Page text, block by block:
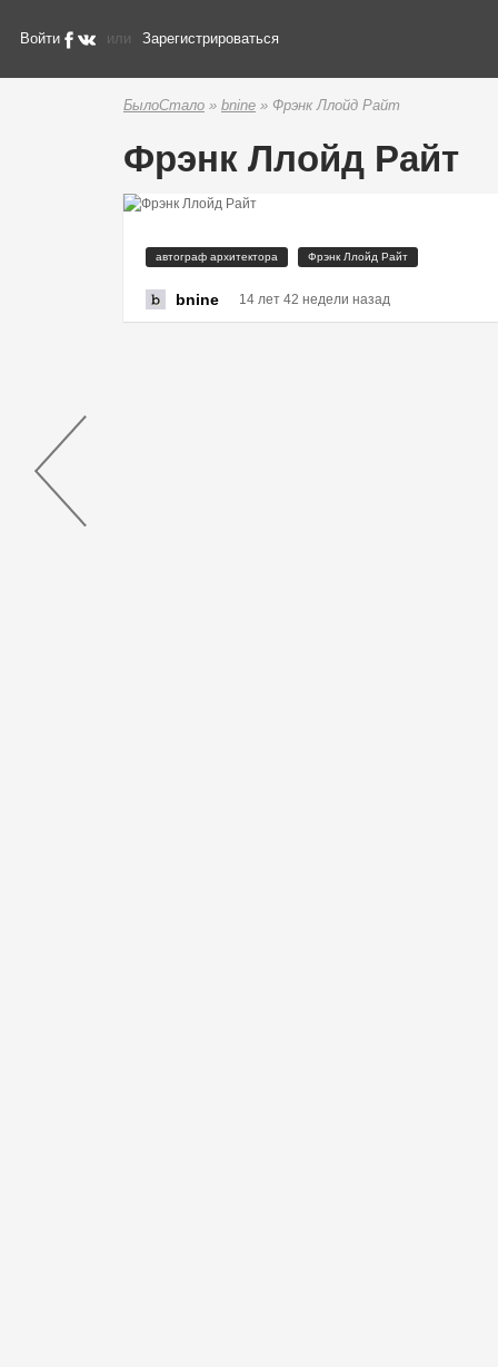
Войти или Зарегистрироваться
БылоСтало » bnine » Фрэнк Ллойд Райт
Фрэнк Ллойд Райт
автограф архитектора Фрэнк Ллойд Райт
bnine 14 лет 42 недели назад